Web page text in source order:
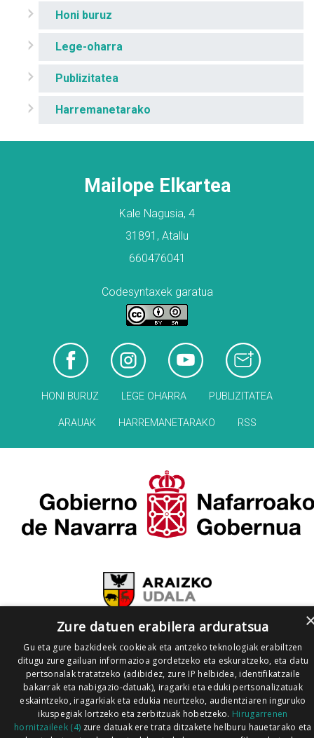
Honi buruz
Lege-oharra
Publizitatea
Harremanetarako
Mailope Elkartea
Kale Nagusia, 4
31891, Atallu
660476041
Codesyntaxek garatua
HONI BURUZ LEGE OHARRA PUBLIZITATEA
ARAUAK HARREMANETARAKO RSS
Zure datuen erabilera arduratsua
Gu eta gure bazkideek cookieak eta antzeko teknologiak erabiltzen
ditugu zure gailuan informazioa gordetzeko eta eskuratzeko, eta datu
pertsonalak tratatzeko (adibidez, zure IP helbidea, identifikatzaile
bakarrak eta nabigazio-datuak), iragarki eta eduki pertsonalizatuak
eskaintzeko, iragarkiak eta edukia neurtzeko, audientziaren inguruko
ikuspegiak lortzeko eta zerbitzuak hobetzeko. Hirugarrenen
hornitzaileek (4) zure datuak ere trata ditzakete helburu hauetarako eta